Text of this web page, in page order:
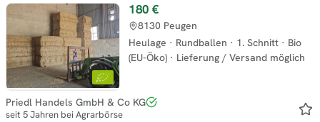
180 €
Heulage · Rundballen · 1. Schnitt · Bio
(EU-Öko) · Lieferung / Versand möglich
8130 Peugen
Priedl Handels GmbH & Co KG
seit 5 Jahren bei Agrarbörse